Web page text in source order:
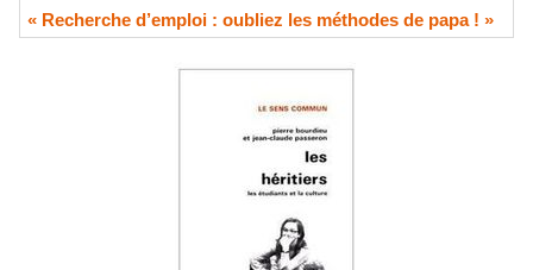
« Recherche d’emploi : oubliez les méthodes de papa ! »